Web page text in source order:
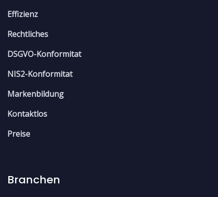
Effizienz
Rechtliches
DSGVO-Konformitat
NIS2-Konformitat
Markenbildung
Kontaktlos
Preise
Branchen